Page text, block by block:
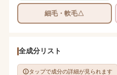
細毛・軟毛△
全成分リスト
タップで成分の詳細が見られます